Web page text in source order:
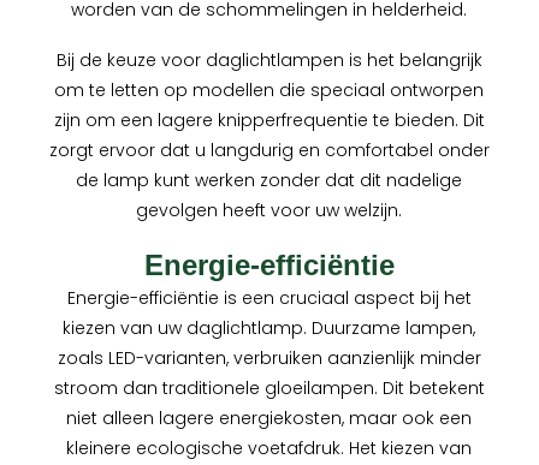
worden van de schommelingen in helderheid.
Bij de keuze voor daglichtlampen is het belangrijk
om te letten op modellen die speciaal ontworpen
zijn om een lagere knipperfrequentie te bieden. Dit
zorgt ervoor dat u langdurig en comfortabel onder
de lamp kunt werken zonder dat dit nadelige
gevolgen heeft voor uw welzijn.
Energie-efficiëntie
Energie-efficiëntie is een cruciaal aspect bij het
kiezen van uw daglichtlamp. Duurzame lampen,
zoals LED-varianten, verbruiken aanzienlijk minder
stroom dan traditionele gloeilampen. Dit betekent
niet alleen lagere energiekosten, maar ook een
kleinere ecologische voetafdruk. Het kiezen van